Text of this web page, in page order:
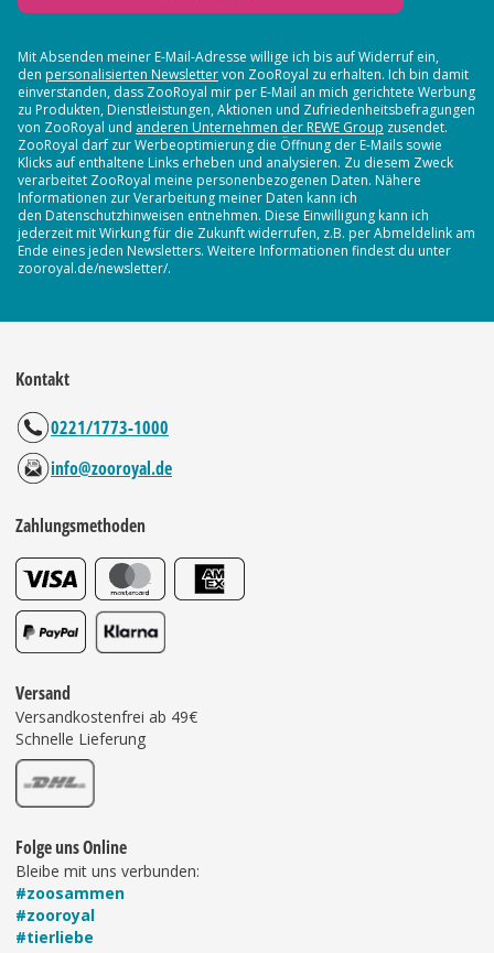
Mit Absenden meiner E-Mail-Adresse willige ich bis auf Widerruf ein,
den personalisierten Newslettervon ZooRoyal zu erhalten. Ich bin damit
einverstanden, dass ZooRoyal mir per E-Mail an mich gerichtete Werbung
zu Produkten, Dienstleistungen, Aktionen und Zufriedenheitsbefragungen
von ZooRoyal und anderen Unternehmen der REWE Group zusendet.
ZooRoyal darf zur Werbeoptimierung die Öffnung der E-Mails sowie
Klicks auf enthaltene Links erheben und analysieren. Zu diesem Zweck
verarbeitet ZooRoyal meine personenbezogenen Daten. Nähere
Informationen zur Verarbeitung meiner Daten kann ich
den Datenschutzhinweisen entnehmen. Diese Einwilligung kann ich
jederzeit mit Wirkung für die Zukunft widerrufen, z.B. per Abmeldelink am
Ende eines jeden Newsletters. Weitere Informationen findest du unter
zooroyal.de/newsletter/.
Kontakt
0221/1773-1000
info@zooroyal.de
Zahlungsmethoden
Versand
Versandkostenfrei ab 49€
Schnelle Lieferung
Folge uns Online
Bleibe mit uns verbunden:
#zoosammen
#zooroyal
#tierliebe